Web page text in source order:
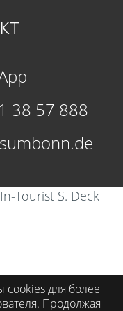
38 57 888
Tourist S. Deck
cookies для более
Продолжая